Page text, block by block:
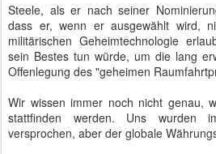
Steele, als er nach seiner
dass er, wenn er ausgewählt wird,
militärischen Geheimtechnologie
sein Bestes tun würde, um die lang
Offenlegung des "geheimen
Wir wissen immer noch nicht genau,
stattfinden werden. Uns wurden
versprochen, aber der globale